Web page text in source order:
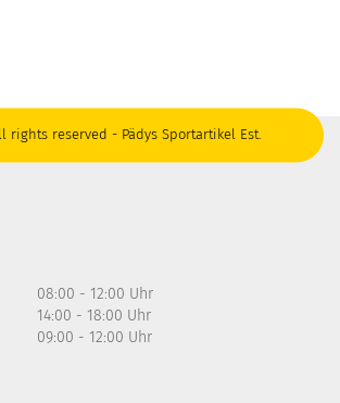
rights reserved - Pädys Sportartikel Est.
08:00 - 12:00 Uhr
14:00 - 18:00 Uhr
09:00 - 12:00 Uhr